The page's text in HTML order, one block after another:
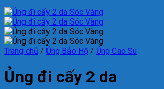
Trang chủ / Ủng Bảo Hộ / Ủng Cao Su
Ủng đi cấy 2 da